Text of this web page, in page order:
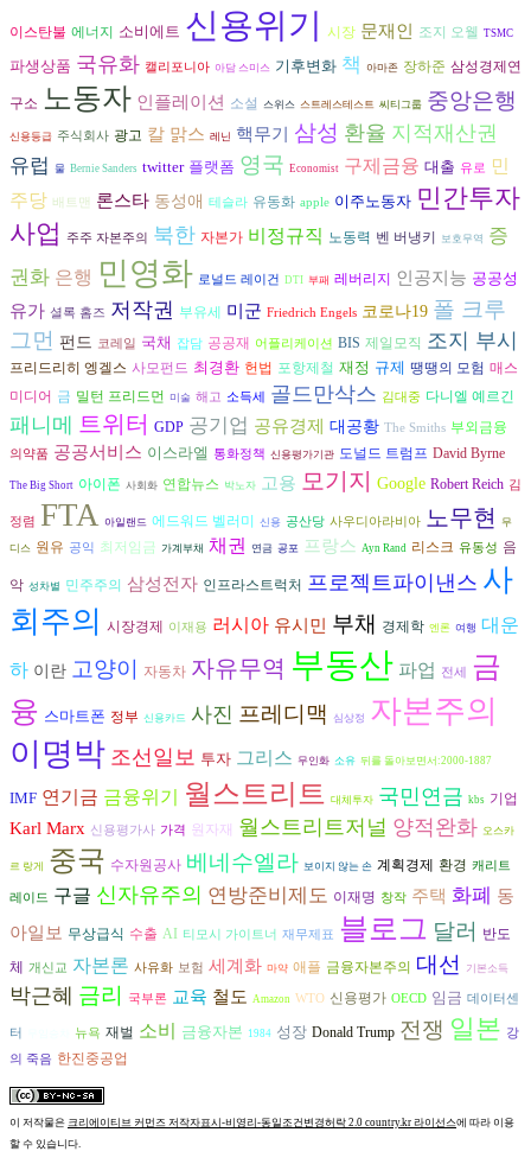
이스탄불 에너지 소비에트 신용위기 시장 문재인 조지 오웰 TSMC
파생상품 국유화 캘리포니아 아담 스미스 기후변화 책 아마존 장하준 삼성경제연
구소 노동자 인플레이션 소설 스위스 스트레스테스트 씨티그룹 중앙은행
신용등급 주식회사 광고 칼 맑스 레닌 핵무기 삼성 환율 지적재산권
유럽 물 Bernie Sanders twitter 플랫폼 영국 Economist 구제금융 대출 유로
민
주당 배트맨 론스타 동성애 테슬라 유동화 apple 이주노동자 민간투자
사업
주주 자본주의 북한 자본가 비정규직 노동력 벤 버냉키 보호무역 증
권화 은행 민영화 로널드 레이건 DTI 부패 레버리지 인공지능 공공성
유가 셜록 홈즈 저작권 부유세 미군 Friedrich Engels 코로나19 폴 크루
그먼 펀드 코레일 국채 잡담 공공재 어플리케이션 BIS 제일모직 조지 부시
프리드리히 엥겔스 사모펀드 최경환 헌법 포항제철 재정 규제 땡땡의 모험 매스
미디어 금 밀턴 프리드먼 미술 해고 소득세 골드만삭스 김대중 다니엘 예르긴
패니메 트위터 GDP 공기업 공유경제 대공황 The Smiths 부외금융
의약품 공공서비스 이스라엘 통화정책 신용평가기관 도널드 트럼프 David Byrne
The Big Short 아이폰 사회화 연합뉴스 박노자 고용 모기지 Google Robert Reich 김
정렴 FTA 아일랜드 에드워드 벨러미 신용 공산당 사우디아라비아 노무현 무
디스 원유 공익 최저임금 가계부채 채권 연금 공포 프랑스 Ayn Rand 리스크 유동성 음
악 성차별 민주주의 삼성전자 인프라스트럭처 프로젝트파이낸스 사
회주의
시장경제 이재용 러시아 유시민 부채 경제학 엔론 여행 대운
하 이란 고양이 자동차 자유무역 부동산 파업 전세
금
융 스마트폰 정부 신용카드 사진 프레디맥 심상정 자본주의
이명박 조선일보 투자 그리스 무인화 소유 뒤를 돌아보면서:2000-1887
IMF 연기금 금융위기 월스트리트 대체투자 국민연금 kbs 기업
Karl Marx 신용평가사 가격 원자재 월스트리트저널 양적완화 오스카
르 랑게 중국 수자원공사 베네수엘라 보이지 않는 손 계획경제 환경 캐리트
레이드 구글 신자유주의 연방준비제도 이재명 창작 주택 화폐 동
아일보 무상급식 수출 AI 티모시 가이트너 재무제표 블로그 달러 반도
체 개신교 자본론 사유화 보험 세계화 마약 애플 금융자본주의 대선 기본소득
박근혜 금리 국부론 교육 철도 Amazon WTO 신용평가 OECD 임금 데이터센
터 뉴욕 재벌 소비 금융자본 1984 성장 Donald Trump 전쟁 일본 강
의 죽음 한진중공업
이 저작물은 크리에이티브 커먼즈 저작자표시-비영리-동일조건변경허락 2.0 country.kr 라이선스에 따라 이용
할 수 있습니다.